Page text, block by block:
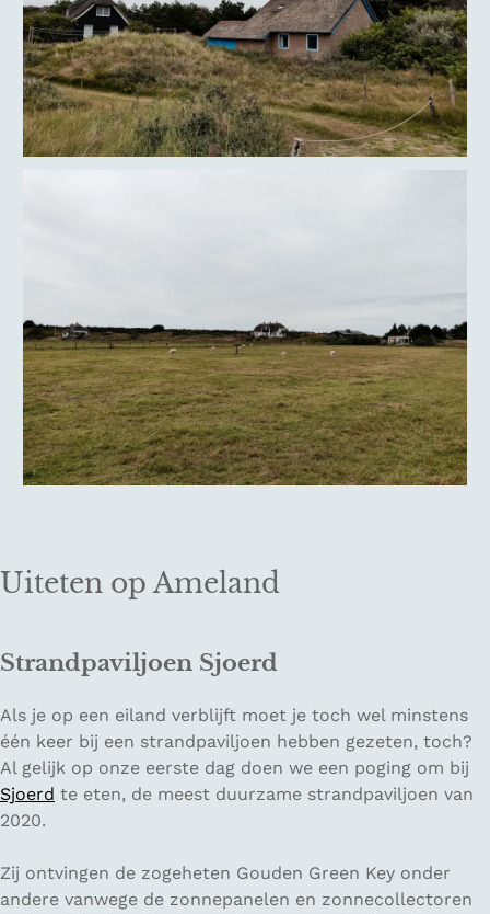
Uiteten op Ameland
Strandpaviljoen Sjoerd
Als je op een eiland verblijft moet je toch wel minstens
één keer bij een strandpaviljoen hebben gezeten, toch?
Al gelijk op onze eerste dag doen we een poging om bij
Sjoerd te eten, de meest duurzame strandpaviljoen van
2020.
Zij ontvingen de zogeheten Gouden Green Key onder
andere vanwege de zonnepanelen en zonnecollectoren